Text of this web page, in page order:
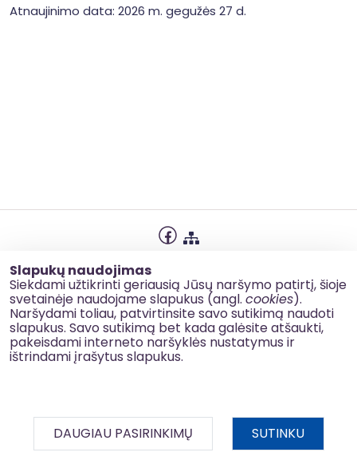
Slapukų naudojimas
Siekdami užtikrinti geriausią Jūsų naršymo patirtį, šioje
svetainėje naudojame slapukus (angl. cookies).
Naršydami toliau, patvirtinsite savo sutikimą naudoti
slapukus. Savo sutikimą bet kada galėsite atšaukti,
pakeisdami interneto naršyklės nustatymus ir
ištrindami įrašytus slapukus.
DAUGIAU PASIRINKIMŲ SUTINKU
Atnaujinimo data: 2026 m. gegužės 27 d.
Slapukų naudojimas
Korupcijos prevencija
Kontaktai